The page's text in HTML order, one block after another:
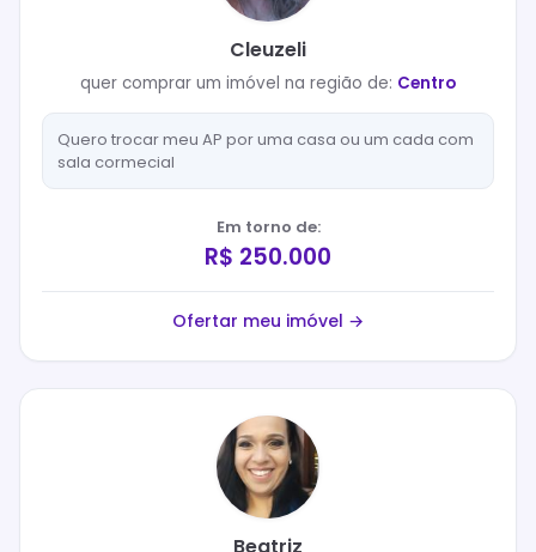
Cleuzeli
quer comprar um imóvel na região de: Centro
Quero trocar meu AP por uma casa ou um cada com
sala cormecial
Em torno de:
R$ 250.000
Ofertar meu imóvel →